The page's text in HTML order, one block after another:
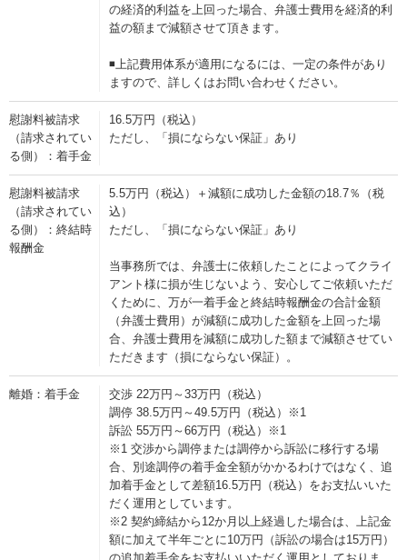
の経済的利益を上回った場合、弁護士費用を経済的利
益の額まで減額させて頂きます。
◾️上記費用体系が適用になるには、一定の条件があり
ますので、詳しくはお問い合わせください。
慰謝料被請求
（請求されてい
る側）：着手金
16.5万円（税込）
ただし、「損にならない保証」あり
慰謝料被請求
（請求されてい
る側）：終結時
報酬金
5.5万円（税込）＋減額に成功した金額の18.7％（税
込）
ただし、「損にならない保証」あり
当事務所では、弁護士に依頼したことによってクライ
アント様に損が生じないよう、安心してご依頼いただ
くために、万が一着手金と終結時報酬金の合計金額
（弁護士費用）が減額に成功した金額を上回った場
合、弁護士費用を減額に成功した額まで減額させてい
ただきます（損にならない保証）。
離婚：着手金
交渉 22万円～33万円（税込）
調停 38.5万円～49.5万円（税込）※1
訴訟 55万円～66万円（税込）※1
※1 交渉から調停または調停から訴訟に移行する場
合、別途調停の着手金全額がかかるわけではなく、追
加着手金として差額16.5万円（税込）をお支払いいた
だく運用としています。
※2 契約締結から12か月以上経過した場合は、上記金
額に加えて半年ごとに10万円（訴訟の場合は15万円）